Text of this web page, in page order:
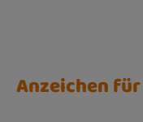
Anzeichen